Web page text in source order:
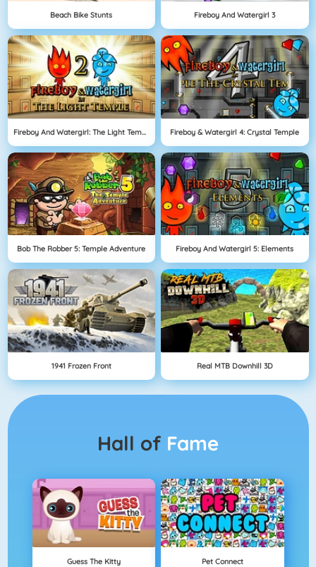
Beach Bike Stunts Fireboy And Watergirl 3
Fireboy And Watergirl: The Light Temple Fireboy & Watergirl 4: Crystal Temple
Bob The Robber 5: Temple Adventure Fireboy And Watergirl 5: Elements
1941 Frozen Front Real MTB Downhill 3D
Hall of Fame
Guess The Kitty Pet Connect